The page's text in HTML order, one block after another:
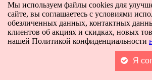
Мы используем файлы cookies для
сайте, вы соглашаетесь с условиями
обезличенных данных, контактных
клиентов об акциях и скидках, новых
нашей Политикой конфиденциальности
Я